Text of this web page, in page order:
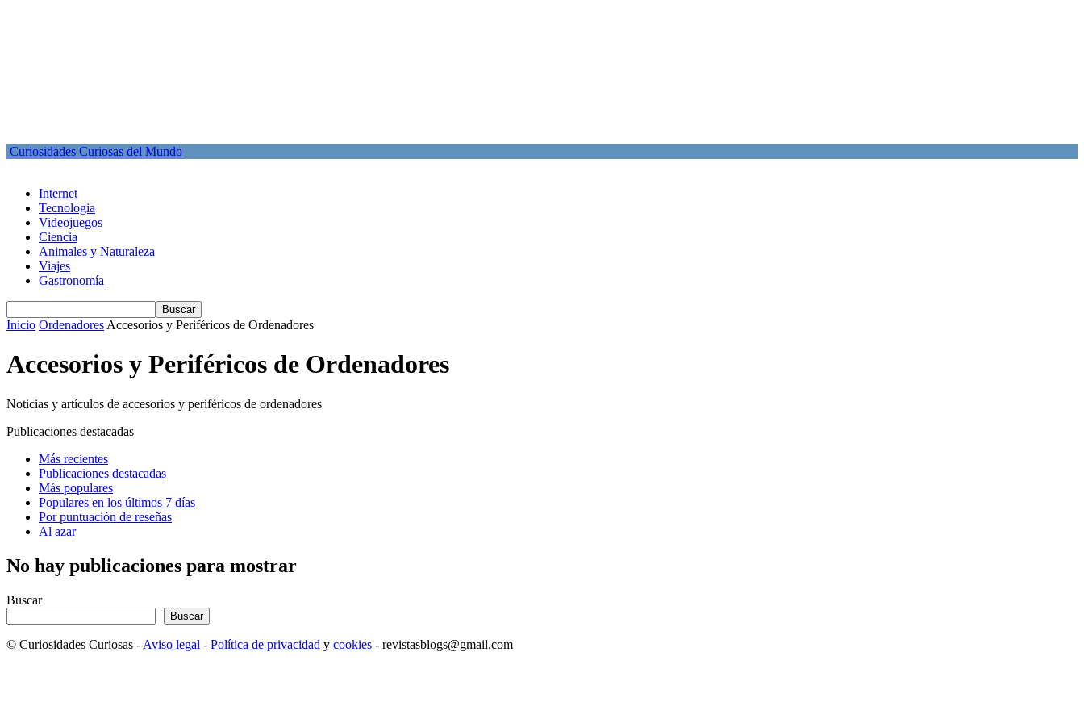
Curiosidades Curiosas del Mundo
Internet
Tecnologia
Videojuegos
Ciencia
Animales y Naturaleza
Viajes
Gastronomía
Inicio Ordenadores Accesorios y Periféricos de Ordenadores
Accesorios y Periféricos de Ordenadores
Noticias y artículos de accesorios y periféricos de ordenadores
Publicaciones destacadas
Más recientes
Publicaciones destacadas
Más populares
Populares en los últimos 7 días
Por puntuación de reseñas
Al azar
No hay publicaciones para mostrar
Buscar
Buscar
© Curiosidades Curiosas - Aviso legal - Política de privacidad y cookies - revistasblogs@gmail.com